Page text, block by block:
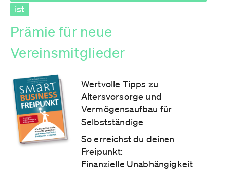
ist
Prämie für neue
Vereinsmitglieder
Wertvolle Tipps zu
Altersvorsorge und
Vermögensaufbau für
Selbstständige
So erreichst du deinen
Freipunkt:
Finanzielle Unabhängigkeit